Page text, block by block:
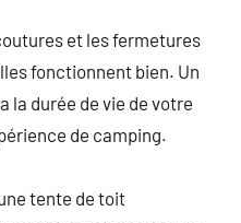
et les fermetures
fonctionnent bien. Un
la durée de vie de votre
de camping.
tente de toit